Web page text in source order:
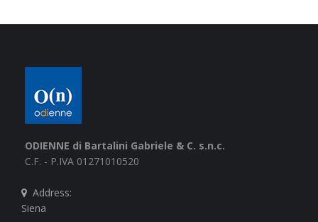
ODIENNE di Bartalini Gabriele & C. s.n.c.
C.F. - P.IVA 01271010520
Address:
Siena